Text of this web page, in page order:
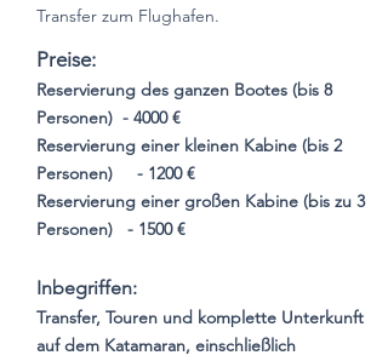
Transfer zum Flughafen.
Preise:
Reservierung des ganzen Bootes (bis 8
Personen) - 4000 €
Reservierung einer kleinen Kabine (bis 2
Personen)
- 1200 €
Reservierung einer großen Kabine (bis zu 3
Personen)
- 1500 €
Inbegriffen:
Transfer, Touren und komplette Unterkunft
auf dem Katamaran, einschließlich